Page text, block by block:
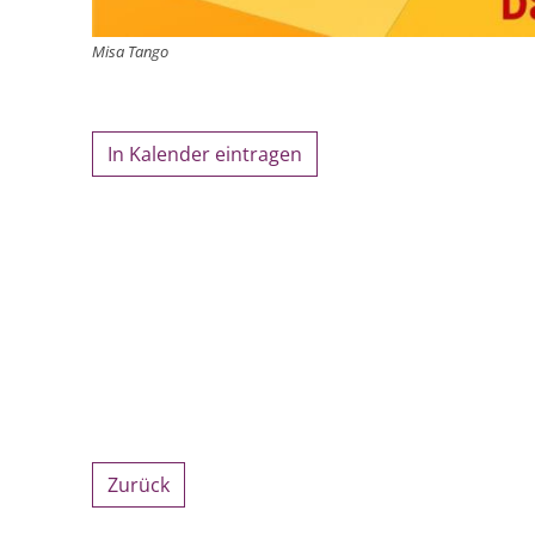
Misa Tango
In Kalender eintragen
Zurück